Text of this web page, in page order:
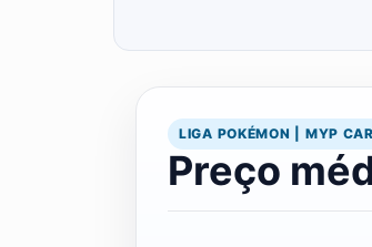
LIGA POKÉMON | MYP
Preço